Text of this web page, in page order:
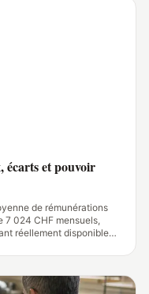
écarts et pouvoir
de rémunérations
7 024 CHF mensuels,
réellement disponible